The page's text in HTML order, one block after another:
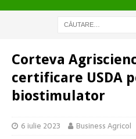
Corteva
certificare USDA
biostimulator
6 iulie 2023 Business Agricol